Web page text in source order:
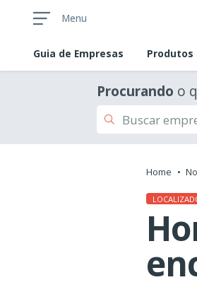
Menu
Guia de Empresas Produtos
Procurando o
Home